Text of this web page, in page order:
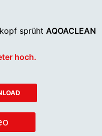
sprüht AQOACLEAN
hoch.